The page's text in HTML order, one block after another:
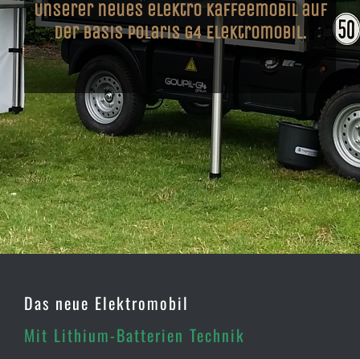
Unserer neues elektro Kaffeemobil auf
der BasisPolaris G4Elektromobil.
Das neue Elektromobil
Mit Lithium-Batterien Technik